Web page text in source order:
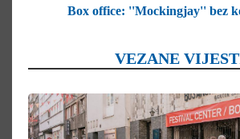
Box office: ''Mockingjay'' bez
VEZANE